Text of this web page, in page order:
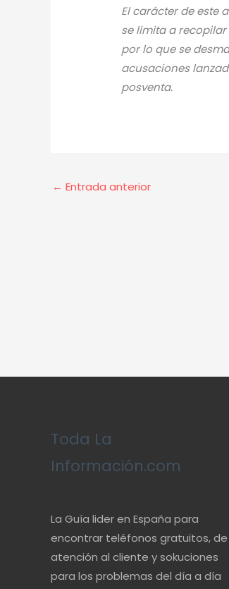
El carácter de este
se limita a
por lo que se
acusaciones
posventa.
← Entrada anterior
Toda La
Información.com
La Guía lider en España para
encontrar teléfonos gratuitos, de
atención al cliente y sokuciones
para los problemas del día a día